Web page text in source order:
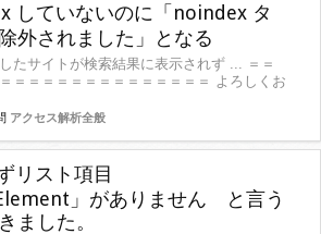
していないのに「noindex タ
外されました」となる
たサイトが検索結果に表示されず ... ＝＝
＝＝＝＝＝＝＝＝＝＝＝＝＝＝ よろしくお
アクセス解析全般
リスト項目
」がありません と言う
ました。